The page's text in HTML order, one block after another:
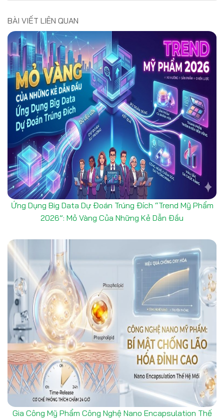
BÀI VIẾT LIÊN QUAN
Ứng Dụng Big Data Dự Đoán Trúng Đích “Trend Mỹ Phẩm
2026”: Mỏ Vàng Của Những Kẻ Dẫn Đầu
Gia Công Mỹ Phẩm Công Nghệ Nano Encapsulation Thế